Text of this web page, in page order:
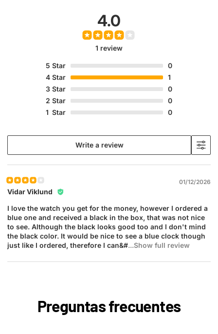
4.0
1 review
5 Star
0
4Star
1
3Star
0
2 Star
0
1 Star 0
Write a review
01/12/2026
Vidar Viklund
I love the watch you get for the money, however I ordered a
blue one and received a black in the box, that was not nice
to see. Although the black looks good too and I don't mind
the black color. It would be nice to see a blue clock though
just like I ordered, therefore I can&#...Show full review
Preguntas frecuentes